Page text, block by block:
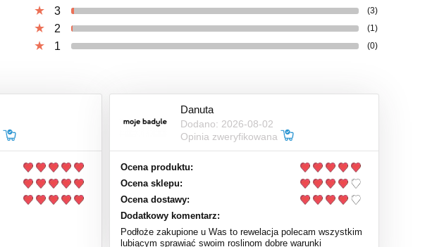
3 (3)
2 (1)
1 (0)
Danuta
Dodano: 2026-08-02
Opinia zweryfikowana
Ocena produktu:
Ocena sklepu:
Ocena dostawy:
Dodatkowy komentarz:
Podłoże zakupione u Was to rewelacja polecam wszystkim
lubiącym sprawiać swoim roslinom dobre warunki